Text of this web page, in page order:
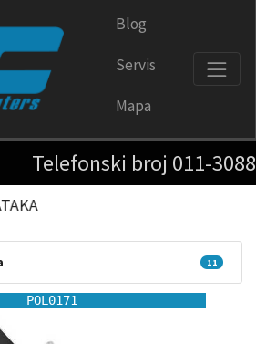
Blog
Servis
Mapa
broj 011-3088076 u
SISTEMA
11
POL0171